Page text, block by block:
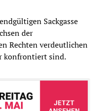
Sackgasse
der
Rechten verdeutlichen
konfrontiert sind.